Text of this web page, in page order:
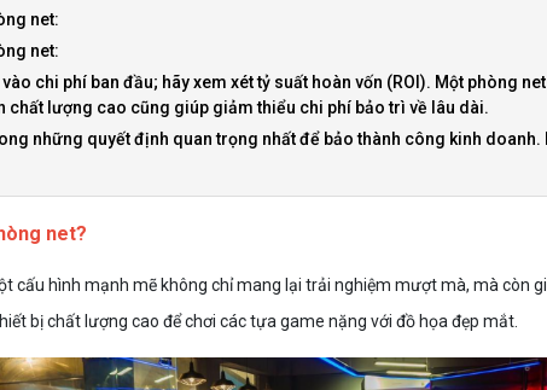
net:
net:
chi phí ban đầu; hãy xem xét tỷ suất hoàn vốn (ROI). Một phòng
chất lượng cao cũng giúp giảm thiểu chi phí bảo trì về lâu dài.
những quyết định quan trọng nhất để bảo thành công kinh
net?
cấu hình mạnh mẽ không chỉ mang lại trải nghiệm mượt mà, mà còn
bị chất lượng cao để chơi các tựa game nặng với đồ họa đẹp mắt.